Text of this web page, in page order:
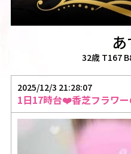
32歳 T167
2025/12/3 21:28:07
1日17時台❤️香芝フラワ